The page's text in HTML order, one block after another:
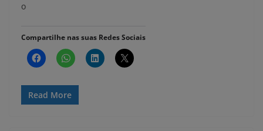
o
Compartilhe nas suas Redes Sociais
Read More